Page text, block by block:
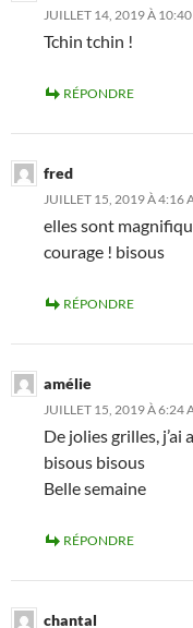
JUILLET 14, 2019 À
Tchin tchin !
RÉPONDRE
fred
JUILLET 15, 2019 À 4:16
elles sont
courage ! bisous
RÉPONDRE
amélie
JUILLET 15, 2019 À 6:24
De jolies grilles, j’ai
bisous bisous
Belle semaine
RÉPONDRE
chantal